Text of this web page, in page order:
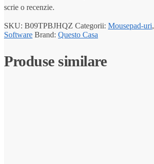
scrie o recenzie.
SKU: B09TPBJHQZ Categorii: Mousepad-uri,
Software Brand: Questo Casa
Produse similare